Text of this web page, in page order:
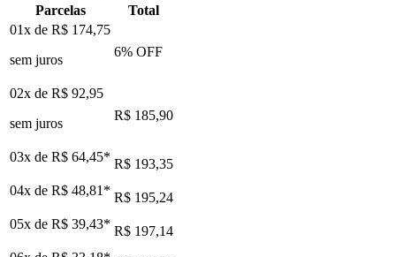
Parcelas
Total
01x de R$ 174,75
sem juros
6% OFF
02x de R$ 92,95
sem juros
R$ 185,90
03x de R$ 64,45* R$ 193,35
04x de R$ 48,81 * R$ 195,24
05x de R$ 39,43* R$ 197,14